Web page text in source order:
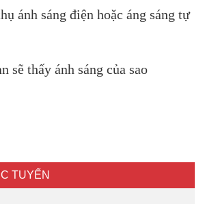
ánh sáng điện hoặc áng sáng tự
sẽ thấy ánh sáng của sao
TUYẾN